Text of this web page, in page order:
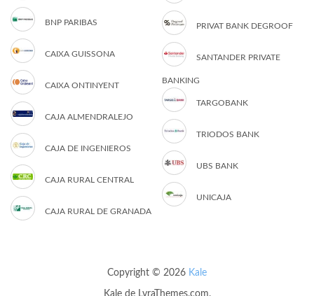
BNP PARIBAS
CAIXA GUISSONA
CAIXA ONTINYENT
CAJA ALMENDRALEJO
CAJA DE INGENIEROS
CAJA RURAL CENTRAL
CAJA RURAL DE GRANADA
PRIVAT BANK DEGROOF
SANTANDER PRIVATE
BANKING
TARGOBANK
TRIODOS BANK
UBS BANK
UNICAJA
Copyright © 2026 Kale
Kalede LyraThemes.com.